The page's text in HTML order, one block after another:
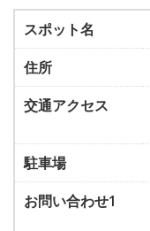
スポット名
住所
交通アクセス
駐車場
お問い合わせ1